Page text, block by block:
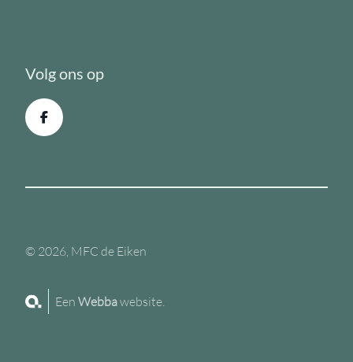
Volg ons op
© 2026, MFC de Eiken
EenWebbawebsite.